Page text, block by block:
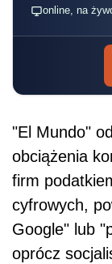
online, na
"El Mundo"
obciążenia
firm
cyfrowych,
Google" lub
oprócz